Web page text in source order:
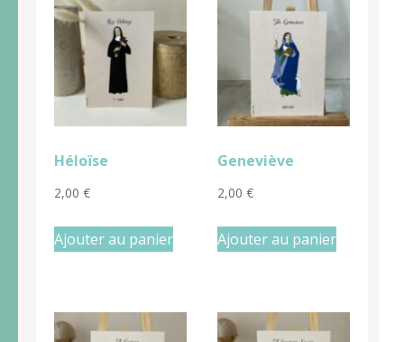
Héloïse
2,00 €
Ajouter au panier
Geneviève
2,00 €
Ajouter au panier